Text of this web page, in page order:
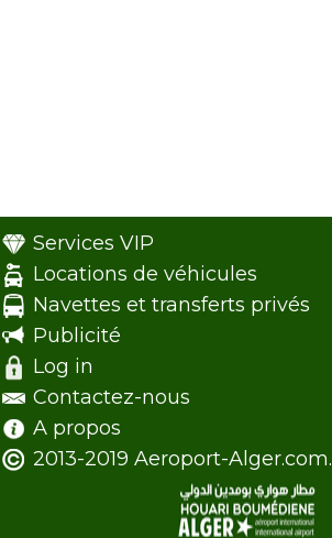
Services VIP
Locations de véhicules
Navettes et transferts privés
Publicité
Log in
Contactez-nous
A propos
2013-2019 Aeroport-Alger.com.